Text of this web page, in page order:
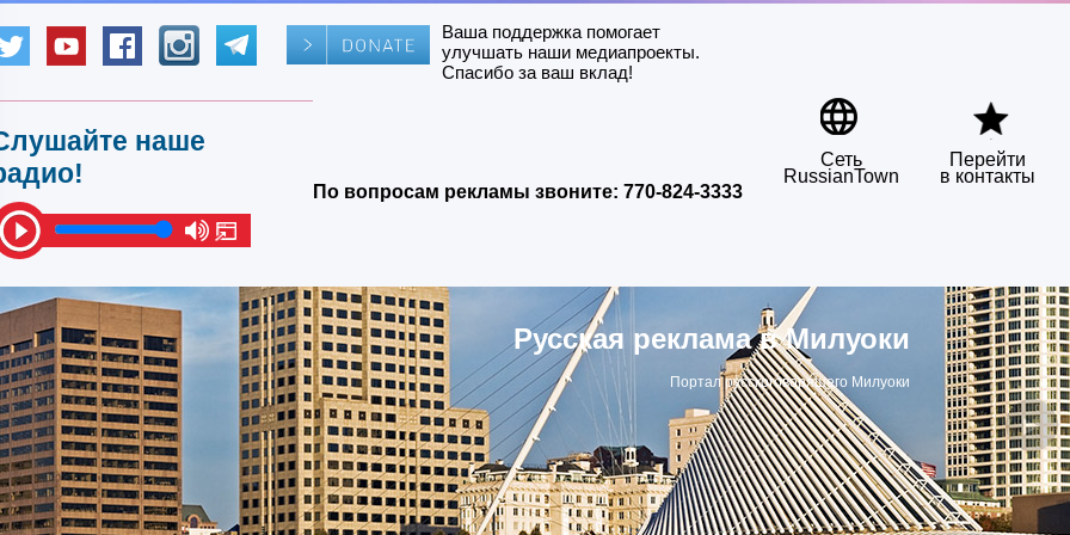
Ваша поддержка помогает
улучшать наши медиапроекты.
Спасибо за ваш вклад!
наше
По вопросам рекламы звоните: 770-824-3333
Сеть
RussianTown
Перейти
в контакты
Русская реклама в Милуоки
Портал русскоговорящего Милуоки
▶